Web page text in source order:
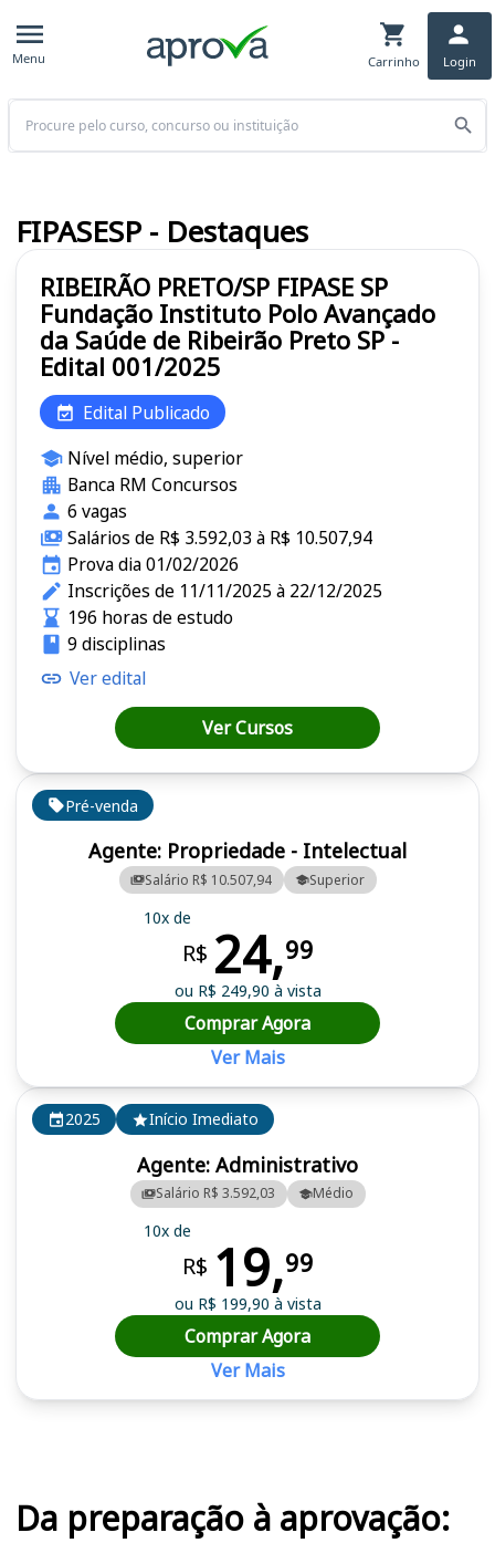
Menu Carrinho Login
Buscar
2025 Início Imediato
Agente: Administrativo
Salário R$ 3.592,03 Médio
10x de
R$ 19,99
ou R$ 199,90 à vista
Comprar Agora
Ver Mais
Pré-venda
Agente: Propriedade - Intelectual
Salário R$ 10.507,94 Superior
10x de
R$ 24,99
ou R$ 249,90 à vista
Comprar Agora
Ver Mais
RIBEIRÃO PRETO/SP FIPASE SP
Fundação Instituto Polo Avançado
da Saúde de Ribeirão Preto SP -
Edital 001/2025
Edital Publicado
Nível médio, superior
Banca RM Concursos
6 vagas
Salários de R$ 3.592,03 à R$ 10.507,94
Prova dia 01/02/2026
Inscrições de 11/11/2025 à 22/12/2025
196 horas de estudo
9 disciplinas
Ver edital
Ver Cursos
FIPASESP - Destaques
Da preparação à aprovação: